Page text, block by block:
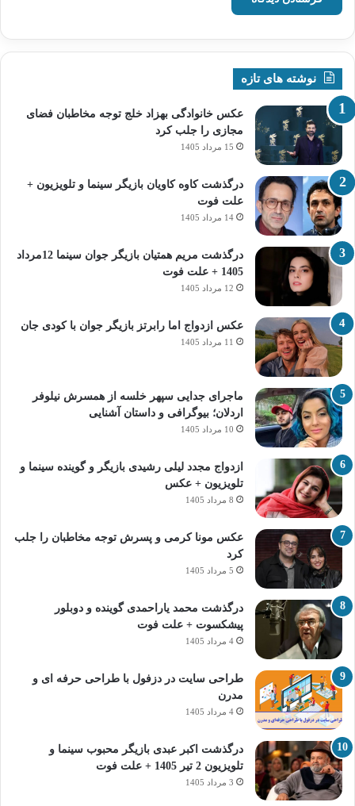
نوشته های تازه
عکس خانوادگی بهزاد خلج توجه مخاطبان فضای
مجازی را جلب کرد
15 مرداد 1405
درگذشت کاوه کاویان بازیگر سینما و تلویزیون +
علت فوت
14 مرداد 1405
درگذشت مریم همتیان بازیگر جوان سینما 12مرداد
1405 + علت فوت
12 مرداد 1405
عکس ازدواج اما رابرتز بازیگر جوان با کودی جان
11 مرداد 1405
ماجرای جدایی سپهر خلسه از همسرش نیلوفر
اردلان؛ بیوگرافی و داستان آشنایی
10 مرداد 1405
ازدواج مجدد لیلی رشیدی بازیگر و گوینده سینما و
تلویزیون + عکس
8 مرداد 1405
عکس مونا کرمی و پسرش توجه مخاطبان را جلب
کرد
5 مرداد 1405
درگذشت محمد یاراحمدی گوینده و دوبلور
پیشکسوت + علت فوت
4 مرداد 1405
طراحی سایت در دزفول با طراحی حرفه‌ ای و
مدرن
4 مرداد 1405
درگذشت اکبر عبدی بازیگر محبوب سینما و
تلویزیون 2 تیر 1405 + علت فوت
3 مرداد 1405